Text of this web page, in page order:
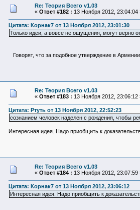
Re: Теория Всего v1.03
« Ответ #182 : 13 Ноября 2012, 23:04:04
Цитата: Корнак7 от 13 Ноября 2012, 23:01:30
Только идеи, а вовсе не ощущения, могут верно
Говорят, что за подобное утверждение в
Re: Теория Всего v1.03
« Ответ #183 : 13 Ноября 2012, 23:06:12
Цитата: Ртуть от 13 Ноября 2012, 22:52:23
сознанием человек наделен с рождения, чтобы
Интересная идея. Надо приобщить к
Re: Теория Всего v1.03
« Ответ #184 : 13 Ноября 2012, 23:07:59
Цитата: Корнак7 от 13 Ноября 2012, 23:06:12
Интересная идея. Надо приобщить к